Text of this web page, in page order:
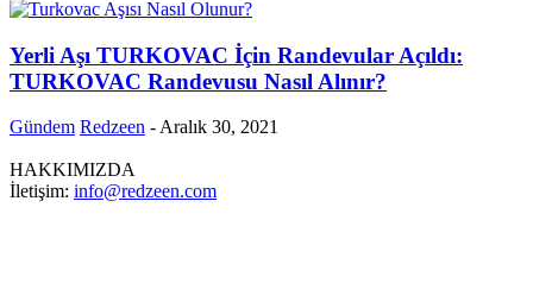
Yerli Aşı TURKOVAC İçin Randevular Açıldı:
TURKOVAC Randevusu Nasıl Alınır?
Gündem Redzeen - Aralık 30, 2021
HAKKIMIZDA
İletişim: info@redzeen.com